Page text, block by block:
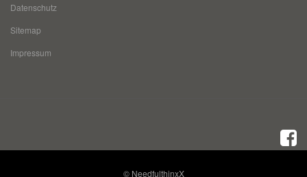
Datenschutz
Sitemap
Impressum
© NeedfulthinxX